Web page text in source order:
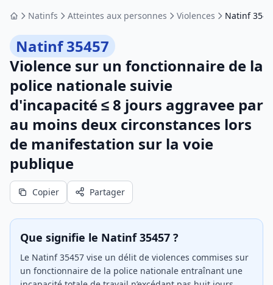
AccueilNatinfs Atteintes aux personnes Violences Natinf
Natinf 35457
Violence sur un fonctionnaire de la
police nationale suivie
d'incapacité ≤ 8 jours aggravee par
au moins deux circonstances lors
de manifestation sur la voie
publique
Copier Partager
Que signifie le Natinf 35457 ?
Le Natinf 35457 vise un délit de violences commises sur
un fonctionnaire de la police nationale entraînant une